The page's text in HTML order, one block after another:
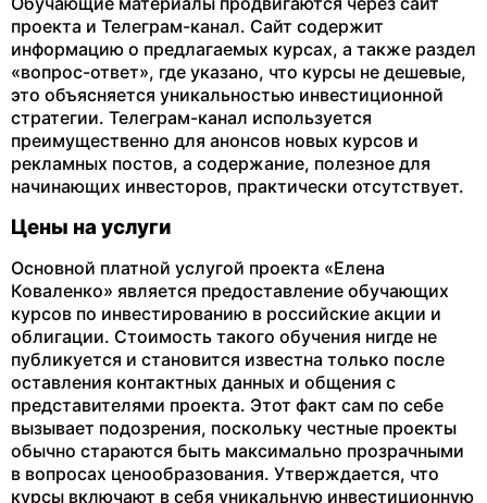
проекта и Телеграм-канал. Сайт содержит
информацию о предлагаемых курсах, а также раздел
«вопрос-ответ», где указано, что курсы не дешевые,
это объясняется уникальностью инвестиционной
стратегии. Телеграм-канал используется
преимущественно для анонсов новых курсов и
рекламных постов, а содержание, полезное для
начинающих инвесторов, практически отсутствует.
Цены на услуги
Основной платной услугой проекта «Елена
Коваленко» является предоставление обучающих
курсов по инвестированию в российские акции и
облигации. Стоимость такого обучения нигде не
публикуется и становится известна только после
оставления контактных данных и общения с
представителями проекта. Этот факт сам по себе
вызывает подозрения, поскольку честные проекты
обычно стараются быть максимально прозрачными
в вопросах ценообразования. Утверждается, что
курсы включают в себя уникальную инвестиционную